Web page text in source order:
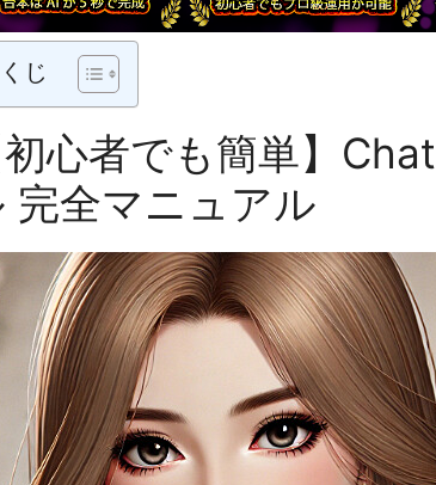
じ
初心者でも簡単】
完全マニュアル